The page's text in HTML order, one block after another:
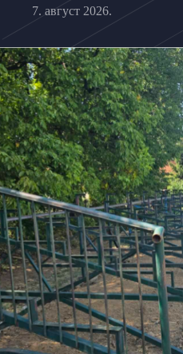
7. август 2026.